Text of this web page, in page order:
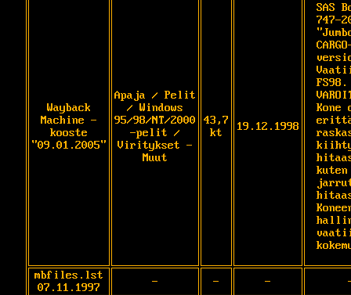
Wayback
Machine -
kooste
"09.01.2005"
Apaja / Pelit
/ Windows
95/98/NT/2000
-pelit /
Viritykset -
Muut
43,7
kt
19.12.1998
SAS
747-
FS98.
Kone
kuten
mbfiles.lst
07.11.1997
- - -